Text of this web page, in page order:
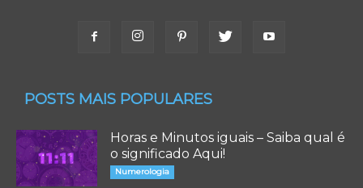
POSTS MAIS POPULARES
Horas e Minutos iguais – Saiba qual é
o significado Aqui!
Numerologia